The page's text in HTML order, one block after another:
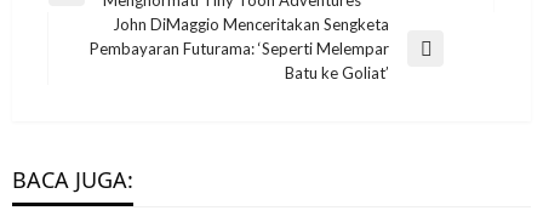
navigation
Next
John DiMaggio Menceritakan Sengketa
Pembayaran Futurama: ‘Seperti Melempar
Batu ke Goliat’
BACA JUGA: